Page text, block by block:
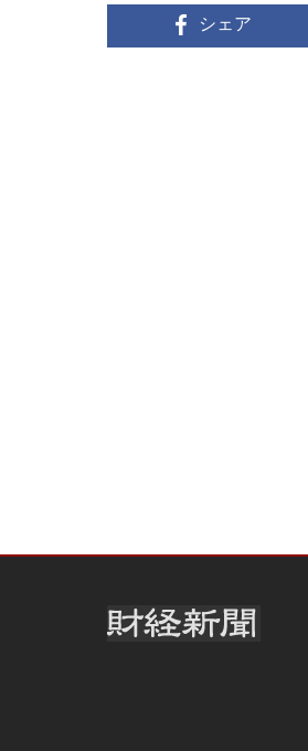
シェア